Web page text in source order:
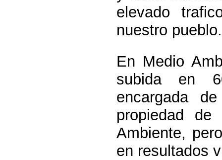
elevado
nuestro pueblo.
En Medio
subida en
encargada
propiedad
Ambiente,
en resultados